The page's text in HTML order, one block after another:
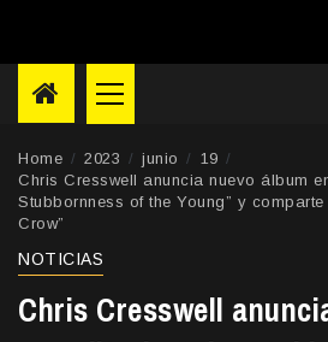
Primary
Menu
Home 2023 junio
19
Chris Cresswell anuncia nuevo álbum
Stubbornness of the Young” y
Crow”
NOTICIAS
Chris Cresswell